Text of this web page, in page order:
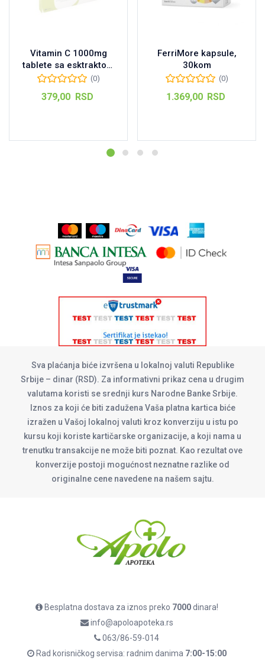
Vitamin C 1000mg
tablete sa esktraktom
šipurka „Szent Györgyi
(0)
379,00 RSD
FerriMore kapsule,
30kom
(0)
1.369,00 RSD
Sva plaćanja biće izvršena u lokalnoj valuti Republike
Srbije – dinar (RSD). Za informativni prikaz cena u drugim
valutama koristi se srednji kurs Narodne Banke Srbije.
Iznos za koji će biti zadužena Vaša platna kartica biće
izražen u Vašoj lokalnoj valuti kroz konverziju u istu po
kursu koji koriste kartičarske organizacije, a koji nama u
trenutku transakcije ne može biti poznat. Kao rezultat ove
konverzije postoji mogućnost neznatne razlike od
originalne cene navedene na našem sajtu.
Besplatna dostava za iznos preko 7000dinara!
info@apoloapoteka.rs
063/86-59-014
Rad korisničkog servisa: radnim danima 7:00-15:00